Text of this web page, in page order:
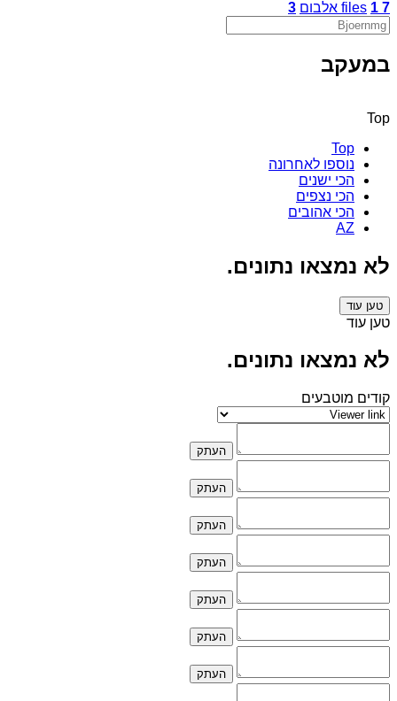
7
files 1 אלבום 3
במעקב
Top
Top
נוספו לאחרונה
הכי ישנים
הכי נצפים
הכי אהובים
AZ
לא נמצאו נתונים.
טען עוד
טען עוד
לא נמצאו נתונים.
קודים מוטבעים
העתק
העתק
העתק
העתק
העתק
העתק
העתק